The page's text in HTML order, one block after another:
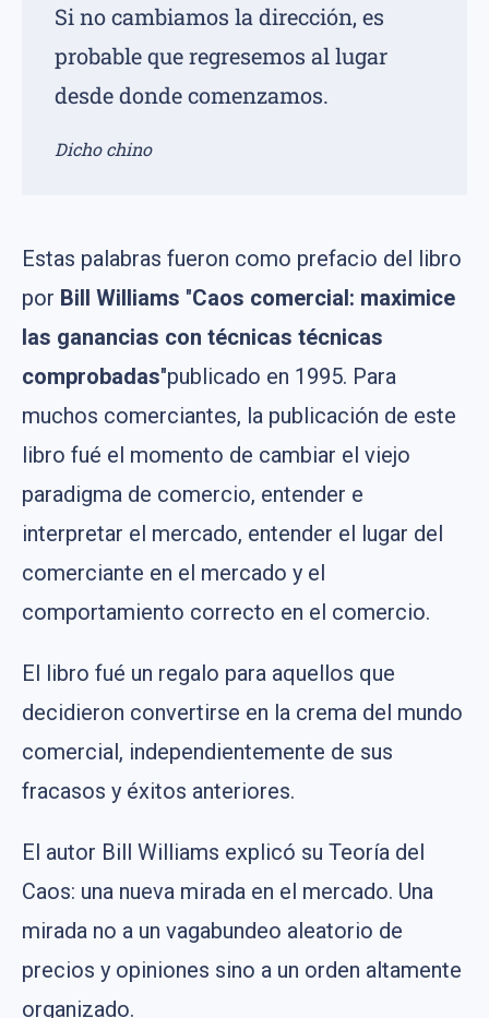
Si no cambiamos la dirección, es
probable que regresemos al lugar
desde donde comenzamos.
Dicho chino
Estas palabras fueron como prefacio del libro
por Bill Williams "Caos comercial: maximice
las ganancias con técnicas técnicas
comprobadas"publicado en 1995. Para
muchos comerciantes, la publicación de este
libro fué el momento de cambiar el viejo
paradigma de comercio, entender e
interpretar el mercado, entender el lugar del
comerciante en el mercado y el
comportamiento correcto en el comercio.
El libro fué un regalo para aquellos que
decidieron convertirse en la crema del mundo
comercial, independientemente de sus
fracasos y éxitos anteriores.
El autor Bill Williams explicó su Teoría del
Caos: una nueva mirada en el mercado. Una
mirada no a un vagabundeo aleatorio de
precios y opiniones sino a un orden altamente
organizado.